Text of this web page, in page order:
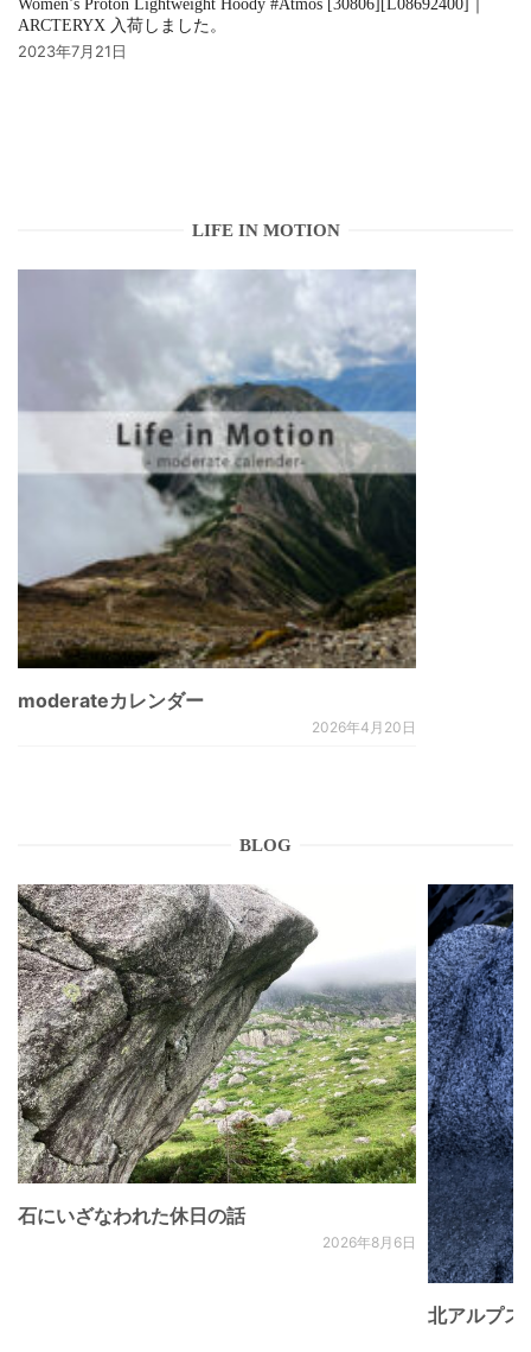
Women’s Proton Lightweight Hoody #Atmos [30806][L08692400]｜
ARCTERYX 入荷しました。
2023年7月21日
LIFE IN MOTION
moderateカレンダー
2026年4月20日
BLOG
石にいざなわれた休日の話
2026年8月6日
北アルプ